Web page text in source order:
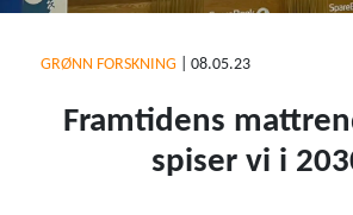
GRØNN FORSKNING |08.05.23
Framtidens
spiser vi i